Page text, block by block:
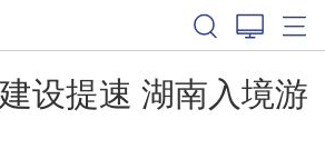
设提速 湖南入境游